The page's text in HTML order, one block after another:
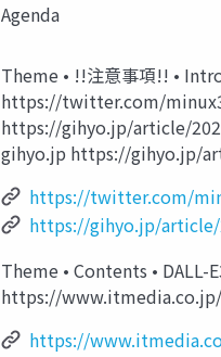
Agenda
Theme • !!注意事項!! •
https://twitter.com/
https://gihyo.jp/article/
gihyo.jp https://gihyo.jp/
https://twitter.com/
https://gihyo.jp/
Theme • Contents • DALL-
https://
https://